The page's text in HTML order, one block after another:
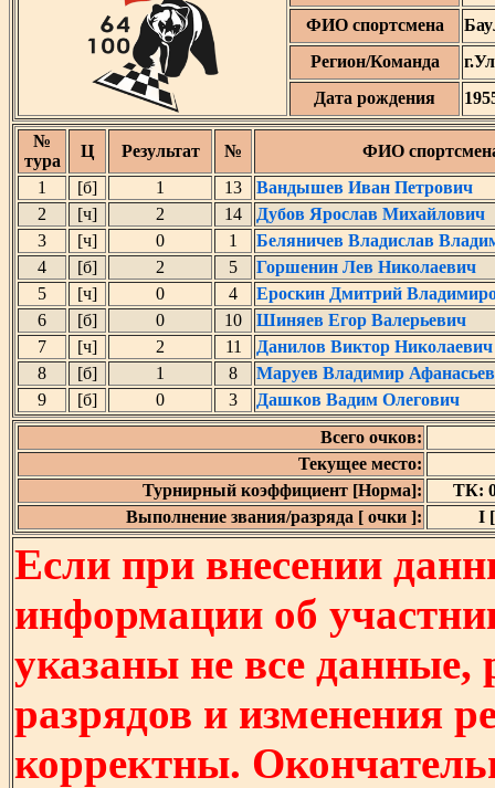
ФИО спортсмена
Регион/Команда
Дата рождения
№
тура
Ц Результат №
ФИО
1
[б] 1 13
Вандышев Иван Петрович
2
[ч] 2 14
Дубов Ярослав Михайлович
3
[ч] 0 1
Беляничев Владислав
4
[б] 2 5
Горшенин Лев Николаевич
5
[ч] 0 4
Ероскин Дмитрий
6
[б] 0 10
Шиняев Егор Валерьевич
7
[ч] 2 11
Данилов Виктор Николаевич
8
[б] 1 8
Маруев Владимир
9
[б] 0 3
Дашков Вадим Олегович
Всего очков:
Текущее место:
Турнирный коэффициент [Норма]:
ТК:
Выполнение звания/разряда [ очки ]:
I
Если при внесении
информации об
указаны не все
разрядов и изменения
корректны.